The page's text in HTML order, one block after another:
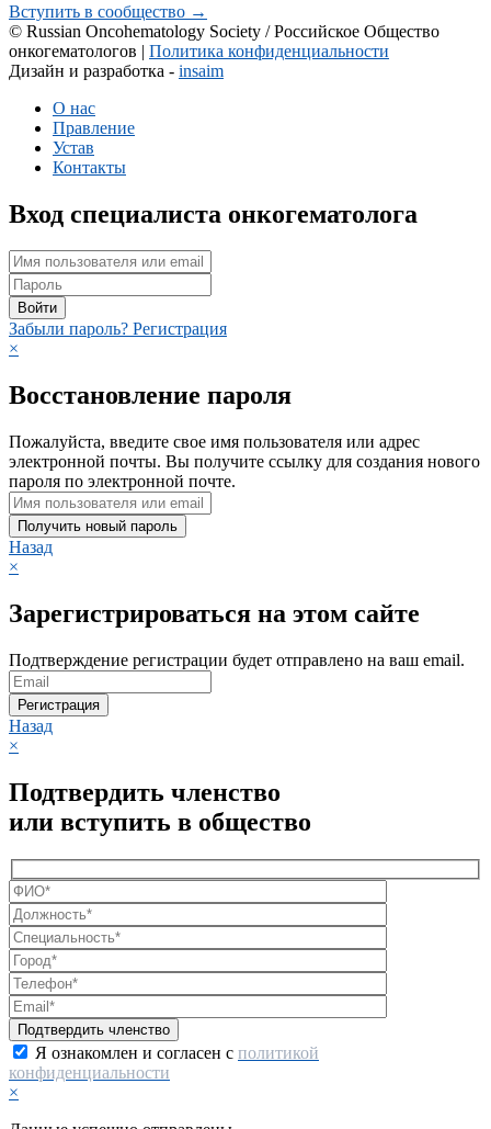
Вступить в сообщество →
© Russian Oncohematology Society / Российское Общество
онкогематологов | Политика конфиденциальности
Дизайн и разработка - insaim
О нас
Правление
Устав
Контакты
Вход специалиста онкогематолога
Войти
Забыли пароль? Регистрация
×
Восстановление пароля
Пожалуйста, введите свое имя пользователя или адрес
электронной почты. Вы получите ссылку для создания нового
пароля по электронной почте.
Получить новый пароль
Назад
×
Зарегистрироваться на этом сайте
Подтверждение регистрации будет отправлено на ваш email.
Регистрация
Назад
×
Подтвердить членство
или вступить в общество
Я ознакомлен и согласен с политикой
конфиденциальности
×